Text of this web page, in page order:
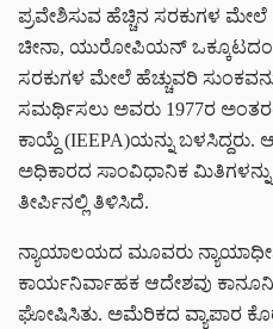
ಪ್ರವೇಶಿಸುವ ಹೆಚ್ಚಿನ ಸರಕುಗಳ ಮೇಲೆ
ಚೀನಾ, ಯುರೋಪಿಯನ್
ಸರಕುಗಳ ಮೇಲೆ ಹೆಚ್ಚುವರಿ
ಸಮರ್ಥಿಸಲು ಅವರು 1977ರ
ಕಾಯ್ದೆ (IEEPA)ಯನ್ನು
ಅಧಿಕಾರದ ಸಾಂವಿಧಾನಿಕ
ತೀರ್ಪಿನಲ್ಲಿ ತಿಳಿಸಿದೆ.
ನ್ಯಾಯಾಲಯದ ಮೂವರು
ಕಾರ್ಯನಿರ್ವಾಹಕ ಆದೇಶವು
ಘೋಷಿಸಿತು. ಅಮೆರಿಕದ ವ್ಯಾಪಾರ